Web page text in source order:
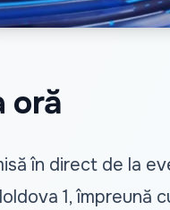
oră
în direct de la
1, împreună